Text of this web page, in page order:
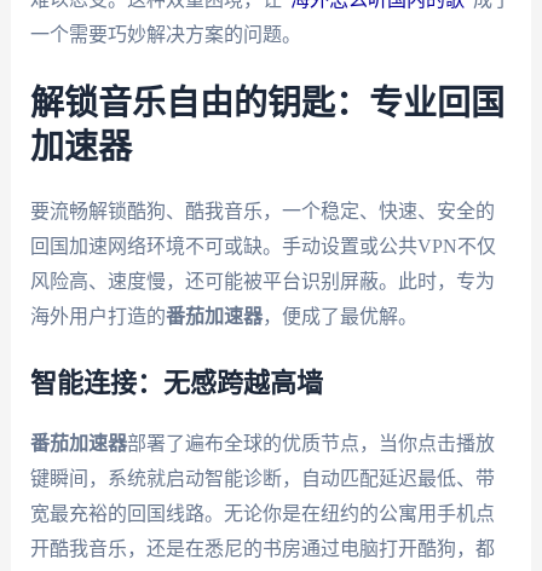
一个需要巧妙解决方案的问题。
解锁音乐自由的钥匙：专业回国
加速器
要流畅解锁酷狗、酷我音乐，一个稳定、快速、安全的
回国加速网络环境不可或缺。手动设置或公共VPN不仅
风险高、速度慢，还可能被平台识别屏蔽。此时，专为
海外用户打造的番茄加速器，便成了最优解。
智能连接：无感跨越高墙
番茄加速器部署了遍布全球的优质节点，当你点击播放
键瞬间，系统就启动智能诊断，自动匹配延迟最低、带
宽最充裕的回国线路。无论你是在纽约的公寓用手机点
开酷我音乐，还是在悉尼的书房通过电脑打开酷狗，都